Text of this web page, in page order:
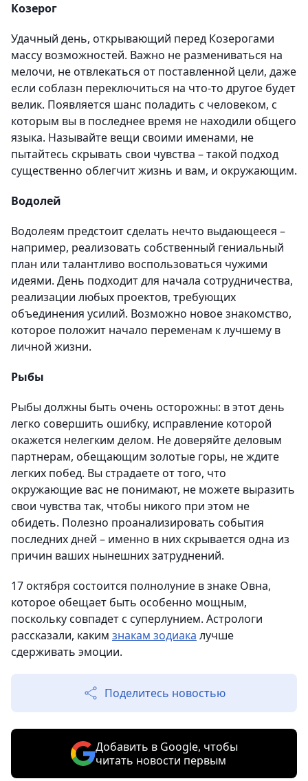
Козерог
Удачный день, открывающий перед Козерогами
массу возможностей. Важно не размениваться на
мелочи, не отвлекаться от поставленной цели, даже
если соблазн переключиться на что-то другое будет
велик. Появляется шанс поладить с человеком, с
которым вы в последнее время не находили общего
языка. Называйте вещи своими именами, не
пытайтесь скрывать свои чувства – такой подход
существенно облегчит жизнь и вам, и окружающим.
Водолей
Водолеям предстоит сделать нечто выдающееся –
например, реализовать собственный гениальный
план или талантливо воспользоваться чужими
идеями. День подходит для начала сотрудничества,
реализации любых проектов, требующих
объединения усилий. Возможно новое знакомство,
которое положит начало переменам к лучшему в
личной жизни.
Рыбы
Рыбы должны быть очень осторожны: в этот день
легко совершить ошибку, исправление которой
окажется нелегким делом. Не доверяйте деловым
партнерам, обещающим золотые горы, не ждите
легких побед. Вы страдаете от того, что
окружающие вас не понимают, не можете выразить
свои чувства так, чтобы никого при этом не
обидеть. Полезно проанализировать события
последних дней – именно в них скрывается одна из
причин ваших нынешних затруднений.
17 октября состоится полнолуние в знаке Овна,
которое обещает быть особенно мощным,
поскольку совпадет с суперлунием. Астрологи
рассказали, каким знакам зодиака лучше
сдерживать эмоции.
Поделитесь новостью
Добавить в Google, чтобы
читать новости первым